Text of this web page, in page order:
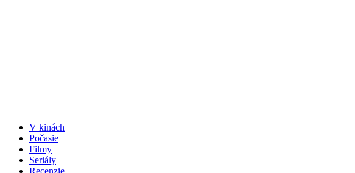
V kinách
Počasie
Filmy
Seriály
Recenzie